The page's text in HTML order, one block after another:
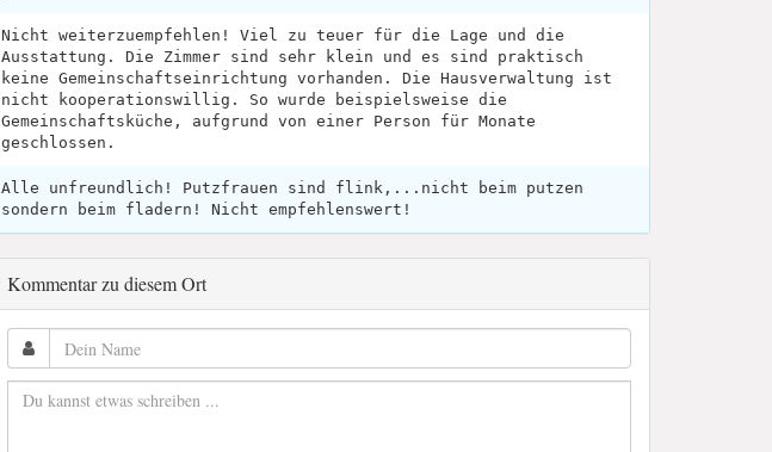
Nicht weiterzuempfehlen! Viel zu teuer für die Lage und die
Ausstattung. Die Zimmer sind sehr klein und es sind praktisch
keine Gemeinschaftseinrichtung vorhanden. Die Hausverwaltung ist
nicht kooperationswillig. So wurde beispielsweise die
Gemeinschaftsküche, aufgrund von einer Person für Monate
geschlossen.
Alle unfreundlich! Putzfrauen sind flink,...nicht beim putzen
sondern beim fladern! Nicht empfehlenswert!
Kommentar zu diesem Ort